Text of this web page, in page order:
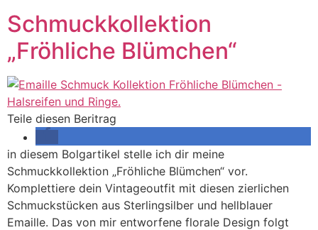
Schmuckkollektion
„Fröhliche Blümchen“
Teile diesen Beritrag
in diesem Bolgartikel stelle ich dir meine
Schmuckkollektion „Fröhliche Blümchen“ vor.
Komplettiere dein Vintageoutfit mit diesen zierlichen
Schmuckstücken aus Sterlingsilber und hellblauer
Emaille. Das von mir entworfene florale Design folgt